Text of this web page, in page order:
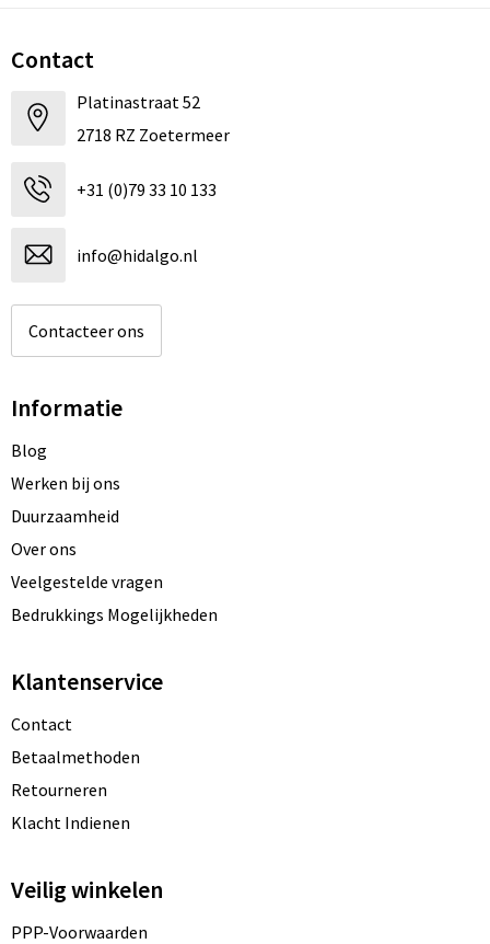
Contact
Platinastraat 52
2718 RZ Zoetermeer
+31 (0)79 33 10 133
info@hidalgo.nl
Contacteer ons
Informatie
Blog
Werken bij ons
Duurzaamheid
Over ons
Veelgestelde vragen
Bedrukkings Mogelijkheden
Klantenservice
Contact
Betaalmethoden
Retourneren
Klacht Indienen
Veilig winkelen
PPP-Voorwaarden